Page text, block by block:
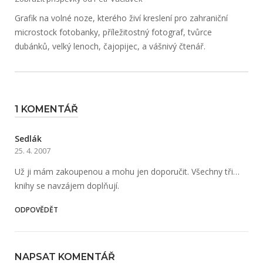
Grafik na volné noze, kterého živí kreslení pro zahraniční
microstock fotobanky, příležitostný fotograf, tvůrce
dubánků, velký lenoch, čajopijec, a vášnivý čtenář.
1 KOMENTÁŘ
Sedlák
25. 4. 2007
Už ji mám zakoupenou a mohu jen doporučit. Všechny tři…
knihy se navzájem doplňují.
ODPOVĚDĚT
NAPSAT KOMENTÁŘ